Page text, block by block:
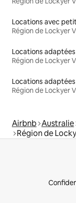
Région de Lockyer
Région de Lockyer
Région de Lockyer
Airbnb Australie
Région de